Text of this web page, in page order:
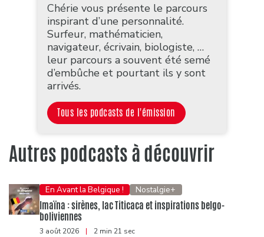
Chérie vous présente le parcours
inspirant d’une personnalité.
Surfeur, mathématicien,
navigateur, écrivain, biologiste, …
leur parcours a souvent été semé
d’embûche et pourtant ils y sont
arrivés.
Tous les podcasts de l'émission
Autres podcasts à découvrir
En Avant la Belgique ! Nostalgie+
Imaïna : sirènes, lac Titicaca et inspirations belgo-
boliviennes
3 août 2026 | 2 min 21 sec